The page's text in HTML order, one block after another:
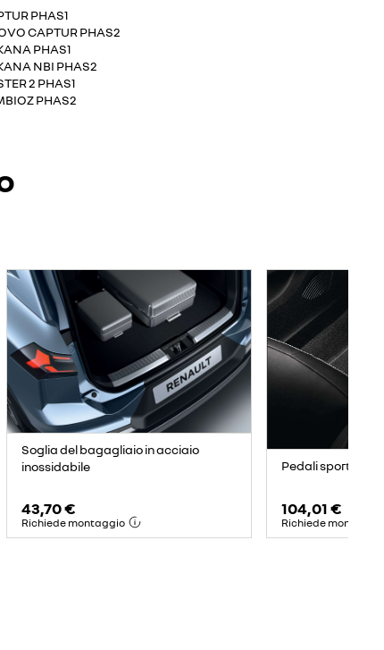
PHAS1
CAPTUR PHAS2
PHAS1
NBI PHAS2
2 PHAS1
PHAS2
Soglia del bagagliaio in acciaio
inossidabile
43,70 €
Richiede montaggio
Pedali sportivi
104,01 €
Richiede montaggio